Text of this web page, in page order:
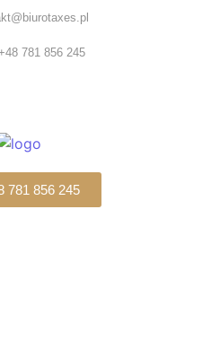
781 856 245
781 856 245